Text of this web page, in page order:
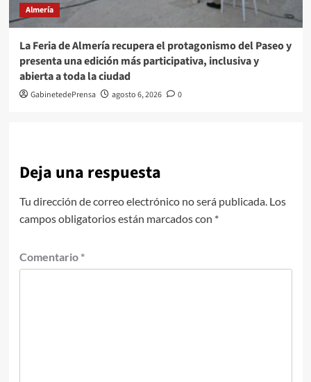
Almería
La Feria de Almería recupera el protagonismo del Paseo y
presenta una edición más participativa, inclusiva y
abierta a toda la ciudad
GabinetedePrensa agosto 6, 2026 0
Deja una respuesta
Tu dirección de correo electrónico no será publicada. Los
campos obligatorios están marcados con *
Comentario *